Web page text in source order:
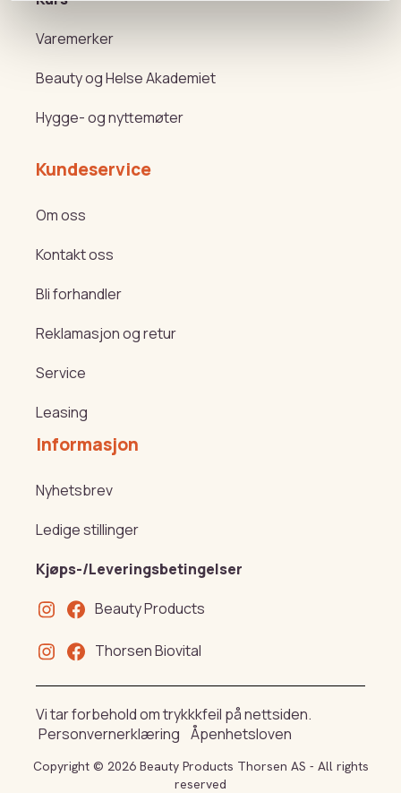
Varemerker
Beauty og Helse Akademiet
Hygge- og nyttemøter
Kundeservice
Om oss
Kontakt oss
Bli forhandler
Reklamasjon og retur
Service
Leasing
Informasjon
Nyhetsbrev
Ledige stillinger
Kjøps-/Leveringsbetingelser
Beauty Products
Thorsen Biovital
Vi tar forbehold om trykkkfeil på nettsiden.
Personvernerklæring Åpenhetsloven
Copyright © 2026 Beauty Products Thorsen AS - All rights
reserved